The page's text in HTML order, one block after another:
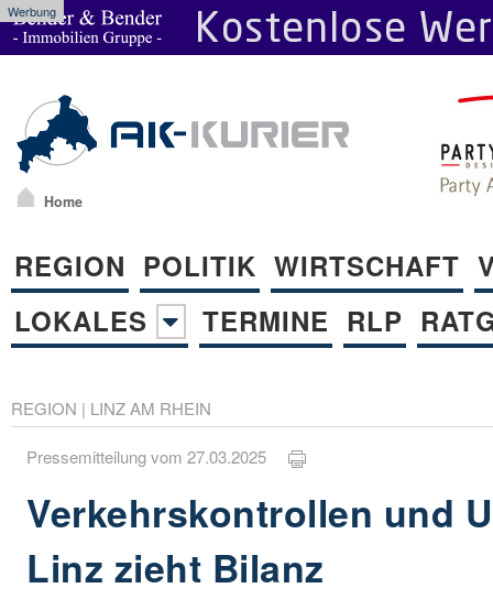
Werbung
Home
REGION POLITIK WIRTSCHAFT
LOKALES
TERMINE RLP
REGION | LINZ AM RHEIN
Pressemitteilung vom 27.03.2025
Verkehrskontrollen und
Linz zieht Bilanz